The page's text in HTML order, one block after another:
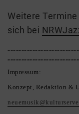
Weitere
sich bei
Impressum:
Konzept, Redaktion &